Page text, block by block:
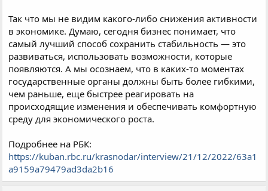
Так что мы не видим какого-либо снижения активности
в экономике. Думаю, сегодня бизнес понимает, что
самый лучший способ сохранить стабильность — это
развиваться, использовать возможности, которые
появляются. А мы осознаем, что в каких-то моментах
государственные органы должны быть более гибкими,
чем раньше, еще быстрее реагировать на
происходящие изменения и обеспечивать комфортную
среду для экономического роста.
Подробнее на РБК:
https://kuban.rbc.ru/krasnodar/interview/21/12/2022/63a1
a9159a79479ad3da2b16